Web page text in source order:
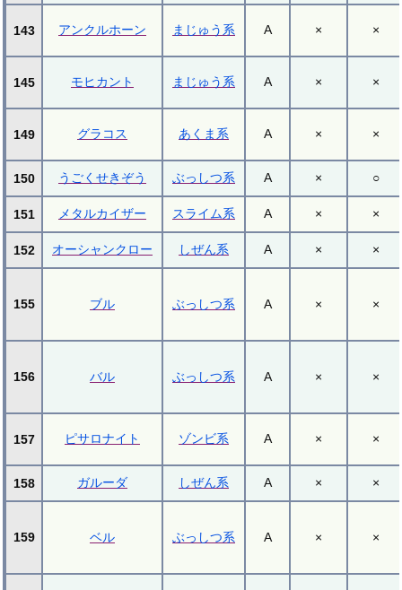
143 アンクルホーン まじゅう系 A × ×
145 モヒカント まじゅう系 A × ×
149 グラコス あくま系 A × ×
150 うごくせきぞう ぶっしつ系 A × ○
151 メタルカイザー スライム系 A × ×
152 オーシャンクロー しぜん系 A × ×
155 ブル ぶっしつ系 A × ×
156 バル ぶっしつ系 A × ×
157 ピサロナイト ゾンビ系 A × ×
158 ガルーダ しぜん系 A × ×
159 ベル ぶっしつ系 A × ×